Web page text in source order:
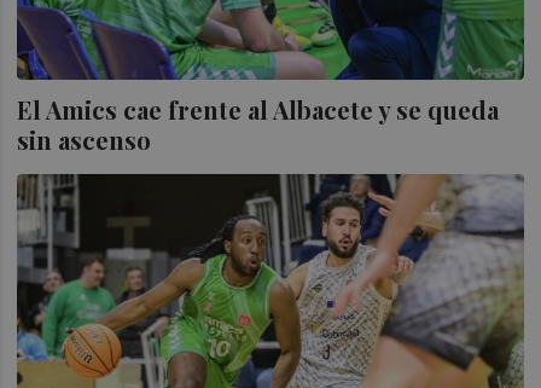
El Amics cae frente al Albacete y se queda
sin ascenso